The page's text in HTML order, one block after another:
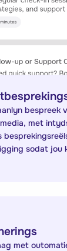
bespreek
met
sodat jou
met